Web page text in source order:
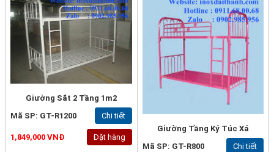
Giường Sắt 2 Tầng 1m2
Mã SP: GT-R1200
Chi tiết
1,849,000 VNĐ Đặt hàng
Giường Tầng Ký Túc Xá
Mã SP: GT-R800
Chi tiết